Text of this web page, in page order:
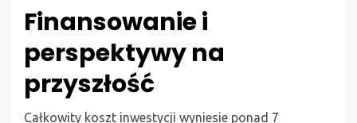
Finansowanie i
perspektywy na
przyszłość
Całkowity koszt inwestycji wyniesie ponad 7